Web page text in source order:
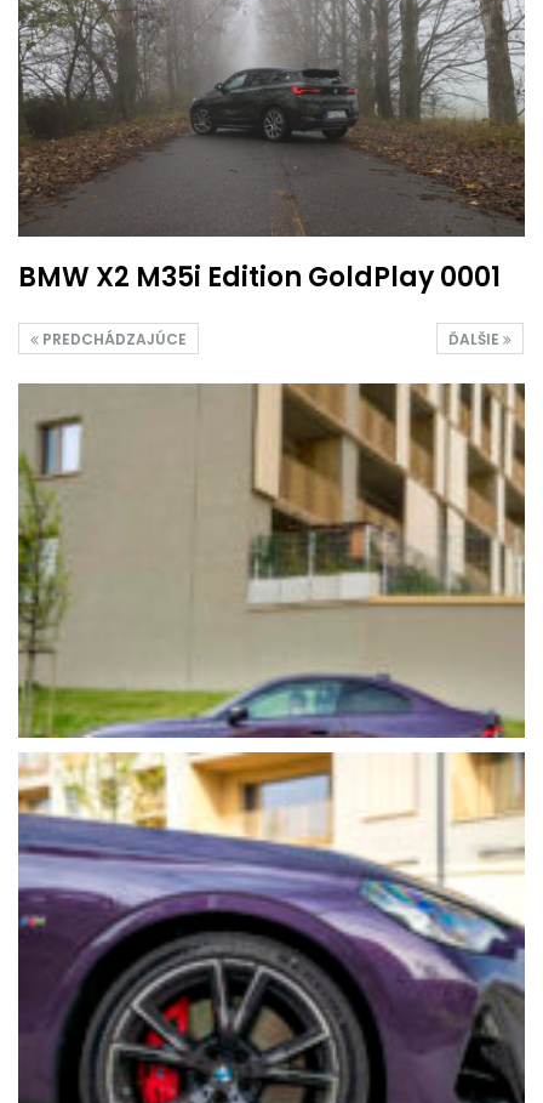
BMW X2 M35i Edition GoldPlay 0001
ĎALŠIE
PREDCHÁDZAJÚCE